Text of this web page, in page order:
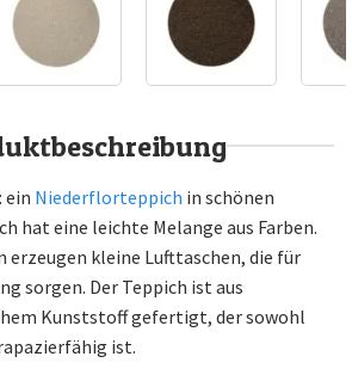
ein Niederflorteppich in schönen
hat eine leichte Melange aus Farben.
erzeugen kleine Lufttaschen, die für
sorgen. Der Teppich ist aus
Kunststoff gefertigt, der sowohl
ist.